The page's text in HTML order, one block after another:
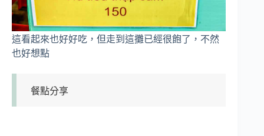
這看起來也好好吃，但走到這攤已經很飽了，不然
也好想點
餐點分享